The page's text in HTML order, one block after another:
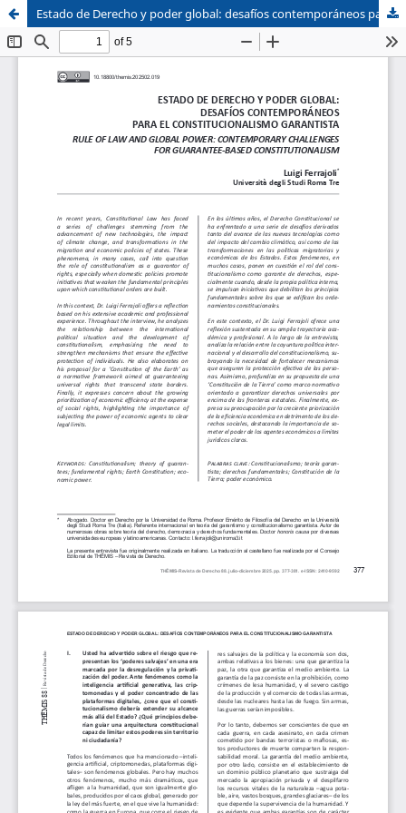
Sistema de
Bibliotecas
Facultad de
Derecho
Estado de Derecho y poder global: desafíos contemporáneos para el constitucionalismo garantista